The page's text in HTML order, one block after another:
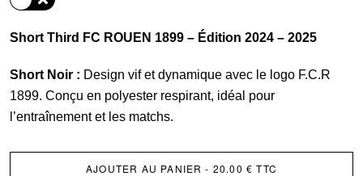
Short Third FC ROUEN 1899 – Édition 2024 – 2025
Short Noir : Design vif et dynamique avec le logo F.C.R
1899. Conçu en polyester respirant, idéal pour
l’entraînement et les matchs.
AJOUTER AU PANIER - 20.00 € TTC